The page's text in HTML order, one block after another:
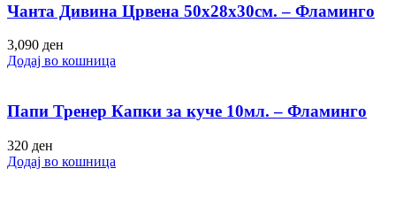
Чанта Дивина Црвена 50х28х30см. – Фламинго
3,090 ден
Додај во кошница
Папи Тренер Капки за куче 10мл. – Фламинго
320 ден
Додај во кошница